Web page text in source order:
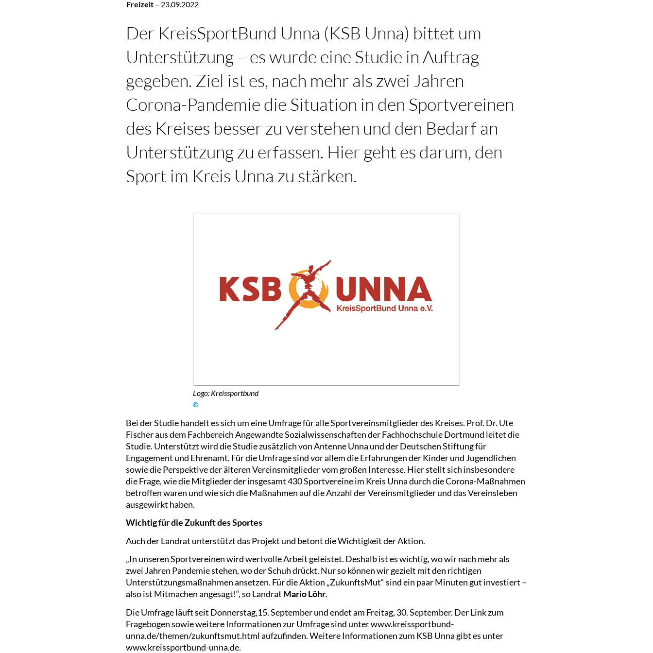
Freizeit – 23.09.2022
Der KreisSportBund Unna (KSB Unna) bittet um
Unterstützung – es wurde eine Studie in Auftrag
gegeben. Ziel ist es, nach mehr als zwei Jahren
Corona-Pandemie die Situation in den Sportvereinen
des Kreises besser zu verstehen und den Bedarf an
Unterstützung zu erfassen. Hier geht es darum, den
Sport im Kreis Unna zu stärken.
Logo: Kreissportbund
©
Bei der Studie handelt es sich um eine Umfrage für alle Sportvereinsmitglieder des Kreises. Prof. Dr. Ute
Fischer aus dem Fachbereich Angewandte Sozialwissenschaften der Fachhochschule Dortmund leitet die
Studie. Unterstützt wird die Studie zusätzlich von Antenne Unna und der Deutschen Stiftung für
Engagement und Ehrenamt. Für die Umfrage sind vor allem die Erfahrungen der Kinder und Jugendlichen
sowie die Perspektive der älteren Vereinsmitglieder vom großen Interesse. Hier stellt sich insbesondere
die Frage, wie die Mitglieder der insgesamt 430 Sportvereine im Kreis Unna durch die Corona-Maßnahmen
betroffen waren und wie sich die Maßnahmen auf die Anzahl der Vereinsmitglieder und das Vereinsleben
ausgewirkt haben.
Wichtig für die Zukunft des Sportes
Auch der Landrat unterstützt das Projekt und betont die Wichtigkeit der Aktion.
„In unseren Sportvereinen wird wertvolle Arbeit geleistet. Deshalb ist es wichtig, wo wir nach mehr als
zwei Jahren Pandemie stehen, wo der Schuh drückt. Nur so können wir gezielt mit den richtigen
Unterstützungsmaßnahmen ansetzen. Für die Aktion „ZukunftsMut“ sind ein paar Minuten gut investiert –
also ist Mitmachen angesagt!“, so Landrat Mario Löhr.
Die Umfrage läuft seit Donnerstag,15. September und endet am Freitag, 30. September. Der Link zum
Fragebogen sowie weitere Informationen zur Umfrage sind unter www.kreissportbund-
unna.de/themen/zukunftsmut.html aufzufinden. Weitere Informationen zum KSB Unna gibt es unter
www.kreissportbund-unna.de.